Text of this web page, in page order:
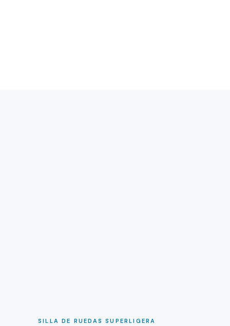
SILLA DE RUEDAS SUPERLIGERA